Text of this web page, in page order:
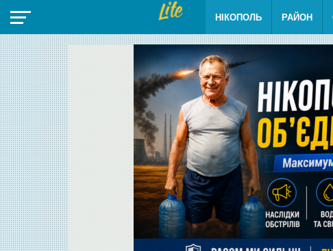
НІКОПОЛЬ РАЙОН